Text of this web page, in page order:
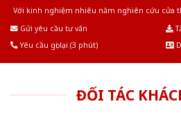
Với kinh nghiệm nhiêu năm nghiên cứu cửa
Gửi yêu cầu tư vấn
Yêu cầu gọi lại (3 phút)
ĐỐI TÁC